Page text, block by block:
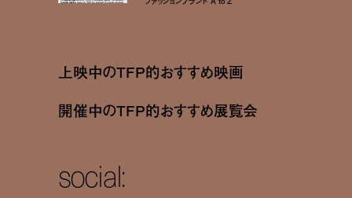
上映中のTFP的おすすめ映画
開催中のTFP的おすすめ展覧会
social: